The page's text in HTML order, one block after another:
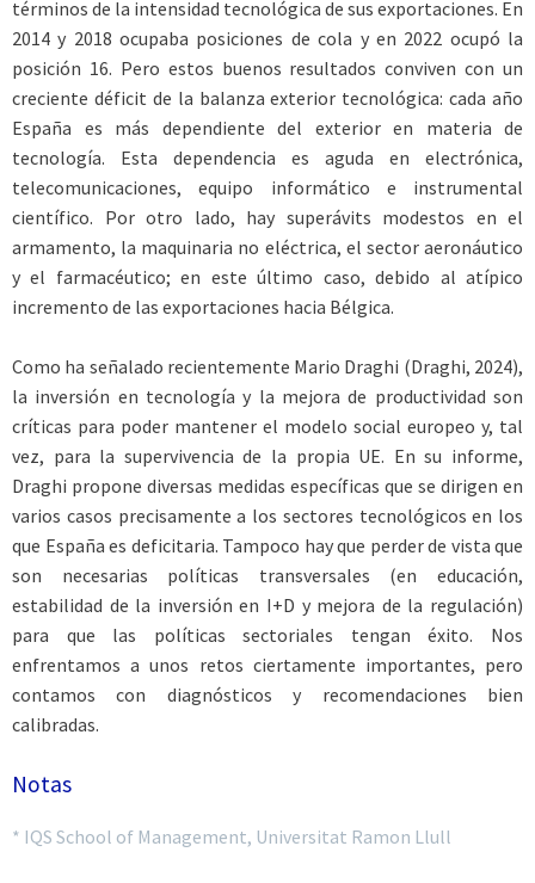
términos de la intensidad tecnológica de sus exportaciones. En
2014 y 2018 ocupaba posiciones de cola y en 2022 ocupó la
posición 16. Pero estos buenos resultados conviven con un
creciente déficit de la balanza exterior tecnológica: cada año
España es más dependiente del exterior en materia de
tecnología. Esta dependencia es aguda en electrónica,
telecomunicaciones, equipo informático e instrumental
científico. Por otro lado, hay superávits modestos en el
armamento, la maquinaria no eléctrica, el sector aeronáutico
y el farmacéutico; en este último caso, debido al atípico
incremento de las exportaciones hacia Bélgica.
Como ha señalado recientemente Mario Draghi (Draghi, 2024),
la inversión en tecnología y la mejora de productividad son
críticas para poder mantener el modelo social europeo y, tal
vez, para la supervivencia de la propia UE. En su informe,
Draghi propone diversas medidas específicas que se dirigen en
varios casos precisamente a los sectores tecnológicos en los
que España es deficitaria. Tampoco hay que perder de vista que
son necesarias políticas transversales (en educación,
estabilidad de la inversión en I+D y mejora de la regulación)
para que las políticas sectoriales tengan éxito. Nos
enfrentamos a unos retos ciertamente importantes, pero
contamos con diagnósticos y recomendaciones bien
calibradas.
Notas
* IQS School of Management, Universitat Ramon Llull